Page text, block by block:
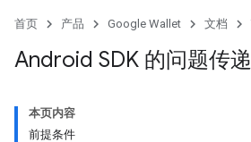
首页 产品 Google Wallet 文档
Android SDK 的问题传递
本页内容
前提条件